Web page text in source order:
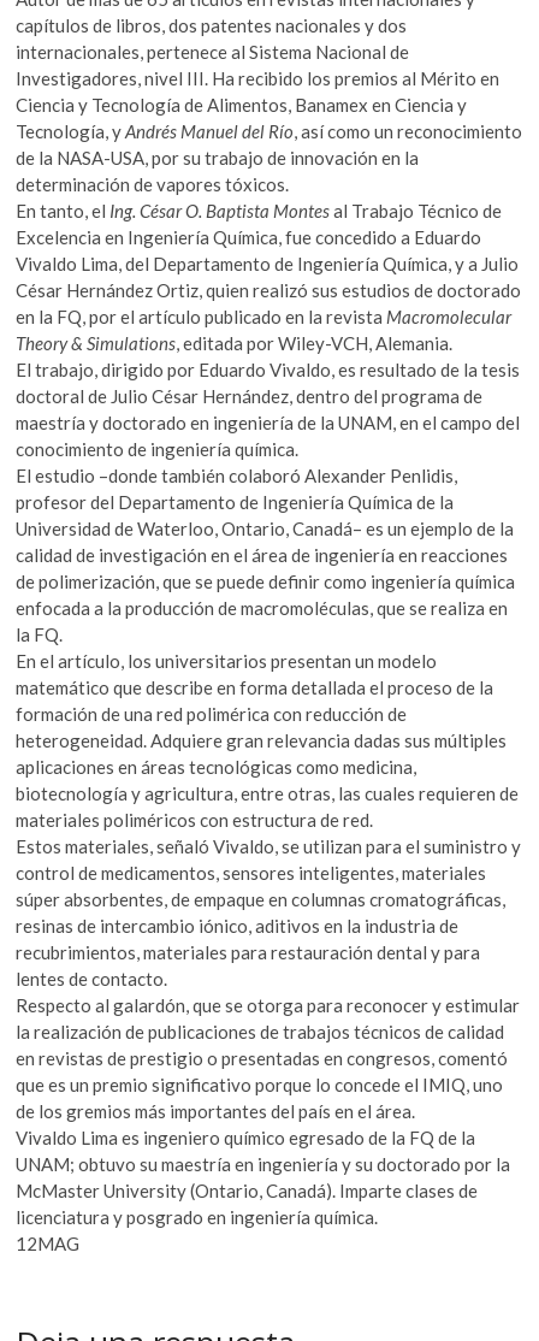
capítulos de libros, dos patentes nacionales y dos
internacionales, pertenece al Sistema Nacional de
Investigadores, nivel III. Ha recibido los premios al Mérito en
Ciencia y Tecnología de Alimentos, Banamex en Ciencia y
Tecnología, yAndrés Manuel del Río, así como un reconocimiento
de la NASA-USA, por su trabajo de innovación en la
determinación de vapores tóxicos.
En tanto, el Ing. César O. Baptista Montesal Trabajo Técnico de
Excelencia en Ingeniería Química, fue concedido a Eduardo
Vivaldo Lima, del Departamento de Ingeniería Química, y a Julio
César Hernández Ortiz, quien realizó sus estudios de doctorado
en la FQ, por el artículo publicado en la revista Macromolecular
Theory & Simulations, editada por Wiley-VCH, Alemania.
El trabajo, dirigido por Eduardo Vivaldo, es resultado de la tesis
doctoral de Julio César Hernández, dentro del programa de
maestría y doctorado en ingeniería de la UNAM, en el campo del
conocimiento de ingeniería química.
El estudio –donde también colaboró Alexander Penlidis,
profesor del Departamento de Ingeniería Química de la
Universidad de Waterloo, Ontario, Canadá– es un ejemplo de la
calidad de investigación en el área de ingeniería en reacciones
de polimerización, que se puede definir como ingeniería química
enfocada a la producción de macromoléculas, que se realiza en
la FQ.
En el artículo, los universitarios presentan un modelo
matemático que describe en forma detallada el proceso de la
formación de una red polimérica con reducción de
heterogeneidad. Adquiere gran relevancia dadas sus múltiples
aplicaciones en áreas tecnológicas como medicina,
biotecnología y agricultura, entre otras, las cuales requieren de
materiales poliméricos con estructura de red.
Estos materiales, señaló Vivaldo, se utilizan para el suministro y
control de medicamentos, sensores inteligentes, materiales
súper absorbentes, de empaque en columnas cromatográficas,
resinas de intercambio iónico, aditivos en la industria de
recubrimientos, materiales para restauración dental y para
lentes de contacto.
Respecto al galardón, que se otorga para reconocer y estimular
la realización de publicaciones de trabajos técnicos de calidad
en revistas de prestigio o presentadas en congresos, comentó
que es un premio significativo porque lo concede el IMIQ, uno
de los gremios más importantes del país en el área.
Vivaldo Lima es ingeniero químico egresado de la FQ de la
UNAM; obtuvo su maestría en ingeniería y su doctorado por la
McMaster University (Ontario, Canadá). Imparte clases de
licenciatura y posgrado en ingeniería química.
12MAG